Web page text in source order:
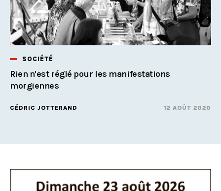
SOCIÉTÉ
Rien n'est réglé pour les manifestations
morgiennes
CÉDRIC JOTTERAND 12 AOÛT 2020